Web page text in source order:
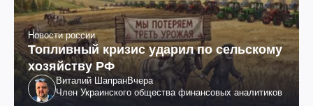
Новости россии
Топливный кризис ударил по сельскому
хозяйству РФ
Виталий ШапранВчера
Член Украинского общества финансовых аналитиков